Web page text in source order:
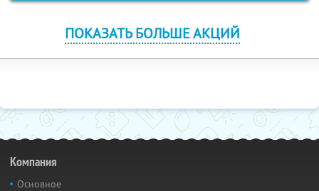
ПОКАЗАТЬ БОЛЬШЕ АКЦИЙ
Компания
Основное